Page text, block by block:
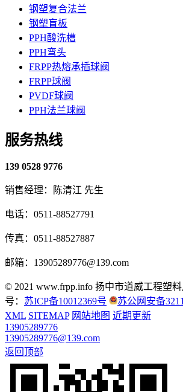
钢塑复合法兰
钢塑盲板
PPH酸洗槽
PPH弯头
FRPP热熔承插球阀
FRPP球阀
PVDF球阀
PPH法兰球阀
服务热线
139 0528 9776
销售经理：陈清江 先生
电话：0511-88527791
传真：0511-88527887
邮箱：13905289776@139.com
© 2021 www.frpp.info 扬中市道威工程塑
号： 苏ICP备10012369号
苏公网安备
XML SITEMAP 网站地图 近期更新
13905289776
13905289776@139.com
返回顶部